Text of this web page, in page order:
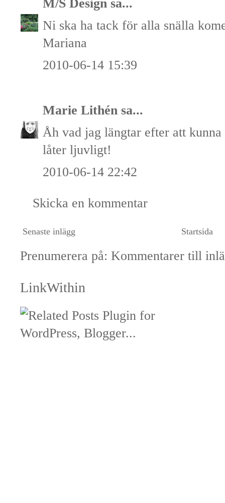
M/S Design sa...
Ni ska ha tack för alla snälla
Mariana
2010-06-14 15:39
Marie Lithén sa...
Åh vad jag längtar efter att
låter ljuvligt!
2010-06-14 22:42
Skicka en kommentar
Senaste inlägg Startsida
Prenumerera på: Kommentarer till
LinkWithin